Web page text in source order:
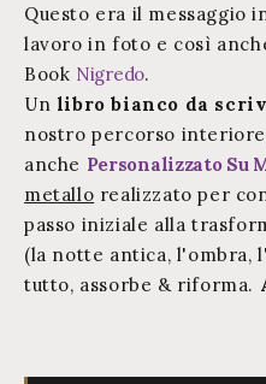
Questo era il messaggio
lavoro in foto e così
Book Nigredo.
Un libro bianco da
nostro percorso
anche Personalizzato Su
metallo realizzato per
passo iniziale alla
(la notte antica, l'ombra, l'
tutto, assorbe & riforma.